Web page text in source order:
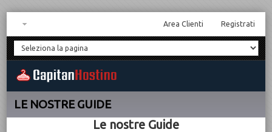
Area Clienti Registrati
LE NOSTRE GUIDE
Le nostre Guide